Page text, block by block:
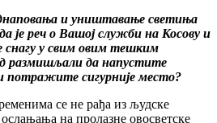
и уништавање светиња
је реч о Вашој служби на Косову и
снагу у свим овим тешким
размишљали да напустите
потражите сигурније место?
се не рађа из људске
на пролазне овосветске